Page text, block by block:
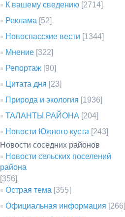
К вашему сведению [2714]
Реклама [52]
Новоспасские вести [1344]
Мнение [322]
Репортаж [90]
Цитата дня [23]
Природа и экология [1936]
ТАЛАНТЫ РАЙОНА [204]
Новости Южного куста [243]
Новости соседних районов
Новости сельских поселений
района
[356]
Острая тема [355]
Официальная информация [266]